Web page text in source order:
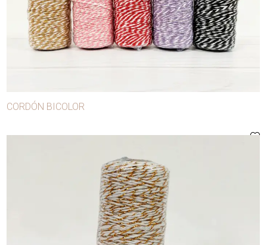
CORDÓN BICOLOR